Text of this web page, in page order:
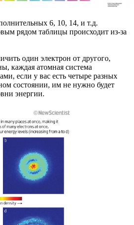
6, 10, 14, и т.д.
рядом таблицы происходит из-за
один электрон от другого,
каждая атомная система
если у вас есть четыре разных
состоянии, им не нужно будет
энергии.